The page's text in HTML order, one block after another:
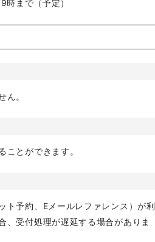
まで（予定）
ん。
とができます。
ト予約、Eメールレファレンス）が利
、受付処理が遅延する場合がありま